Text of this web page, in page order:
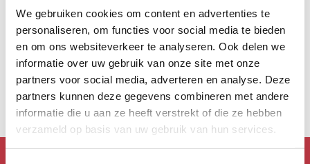
We gebruiken cookies om content en advertenties te
personaliseren, om functies voor social media te bieden
en om ons websiteverkeer te analyseren. Ook delen we
informatie over uw gebruik van onze site met onze
partners voor social media, adverteren en analyse. Deze
partners kunnen deze gegevens combineren met andere
informatie die u aan ze heeft verstrekt of die ze hebben
verzameld op basis van uw gebruik van hun services.
Ofbekijk de agenda , die is altijd wel goed gevuld.
Of lees een artikel uitons archief.
Anders kan je altijd terug naar dehomepage.